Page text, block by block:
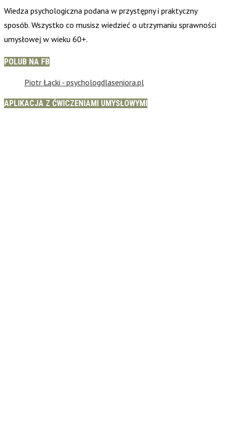
Wiedza psychologiczna podana w przystępny i praktyczny
sposób. Wszystko co musisz wiedzieć o utrzymaniu sprawności
umysłowej w wieku 60+.
POLUB NA FB
Piotr Łącki - psychologdlaseniora.pl
APLIKACJA Z ĆWICZENIAMI UMYSŁOWYMI